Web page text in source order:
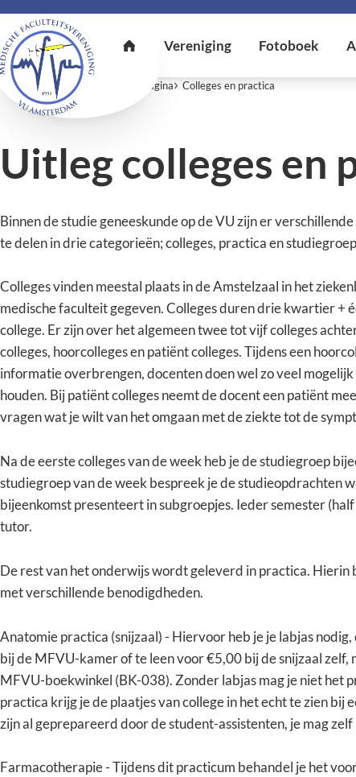
U bent hier: Home Eerstejaarspagina Colleges en practica
Uitleg colleges en
Binnen de studie geneeskunde op de VU zijn er
te delen in drie categorieën; colleges, practica en
Colleges vinden meestal plaats in de Amstelzaal in het
medische faculteit gegeven. Colleges duren drie kwartier +
college. Er zijn over het algemeen twee tot vijf colleges
colleges, hoorcolleges en patiënt colleges. Tijdens een
informatie overbrengen, docenten doen wel zo veel
houden. Bij patiënt colleges neemt de docent een patiënt
vragen wat je wilt van het omgaan met de ziekte tot de
Na de eerste colleges van de week heb je de studiegroep
studiegroep van de week bespreek je de studieopdrachten
bijeenkomst presenteert in subgroepjes. Ieder semester
tutor.
De rest van het onderwijs wordt geleverd in practica. Hierin
met verschillende benodigdheden.
Anatomie practica (snijzaal) - Hiervoor heb je je labjas
bij de MFVU-kamer of te leen voor €5,00 bij de snijzaal zelf,
MFVU-boekwinkel (BK-038). Zonder labjas mag je niet het
practica krijg je de plaatjes van college in het echt te zien bij
zijn al geprepareerd door de student-assistenten, je mag zelf
Farmacotherapie - Tijdens dit practicum behandel je het